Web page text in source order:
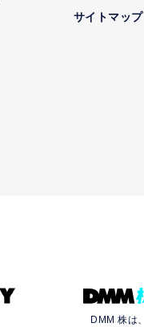
サイトマップ
DMM 株は、